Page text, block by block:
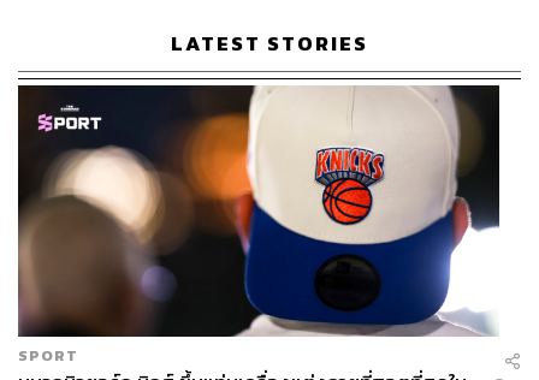
LATEST STORIES
SPORT